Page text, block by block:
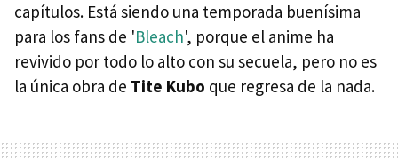
capítulos. Está siendo una temporada buenísima
para los fans de 'Bleach', porque el anime ha
revivido por todo lo alto con su secuela, pero no es
la única obra de Tite Kubo que regresa de la nada.